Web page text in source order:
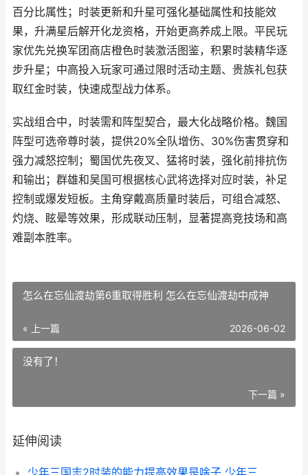
百分比属性；时装更新和升星可强化基础属性和技能效
果，升满星后解开化龙资格，开始更高养成上限。平民玩
家优先兑换军团商店橙色时装激活图鉴，积累时装精华逐
步升星；中高投入玩家可通过限时活动主题、贵族礼包获
取红金时装，快速成型战力体系。
实战组合中，时装需和阵型契合，最大化战略价格。魏国
阵型可选帝尊时装，提供20%全队增伤、30%伤害贯穿和
强力减怒控制；蜀国优先夜叉、猛将时装，强化前排抗伤
和输出；群雄和吴国可根据核心武将选择对应时装，补足
控制或爆发短板。主角穿戴高质量时装后，可组合减怒、
灼烧、眩晕等效果，形成联动压制，显著提高竞技场和高
难副本胜率。
怎么在忘仙渡劫第6重取得胜利 怎么在忘仙渡劫中成神
« 上一篇 2026-06-02
没有了！
下一篇 »
延伸阅读